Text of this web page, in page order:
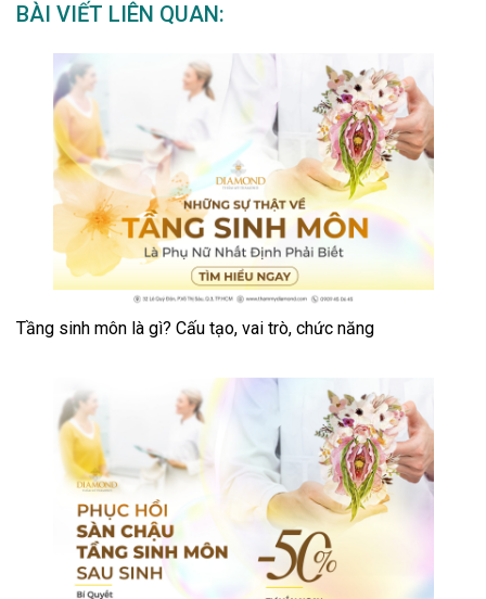
BÀI VIẾT LIÊN QUAN:
Tầng sinh môn là gì? Cấu tạo, vai trò, chức năng